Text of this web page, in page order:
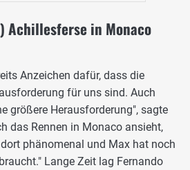
Achillesferse in Monaco
Anzeichen dafür, dass die
für uns sind. Auch
größere Herausforderung", sagte
das Rennen in Monaco ansieht,
phänomenal und Max hat noch
Lange Zeit lag Fernando